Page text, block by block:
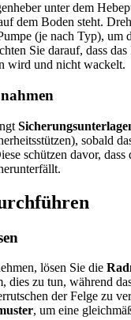
unter dem
dem Boden steht.
(je nach Typ), um
Sie darauf, dass das
wird und nicht wackelt.
sobald
schützen davor, dass
lösen Sie die
dies zu tun, während
der Felge zu
, um eine